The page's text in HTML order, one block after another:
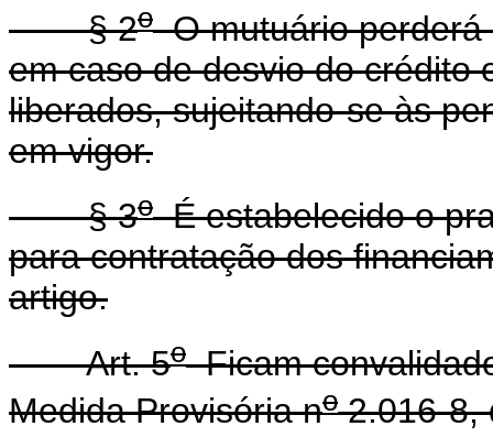
§ 2oO mutuário perderá
em caso de desvio do crédito
liberados, sujeitando-se às
em vigor.
§ 3oÉ estabelecido o
para contratação dos
artigo.
Art. 5oFicam
Medida Provisória no2.016-8,